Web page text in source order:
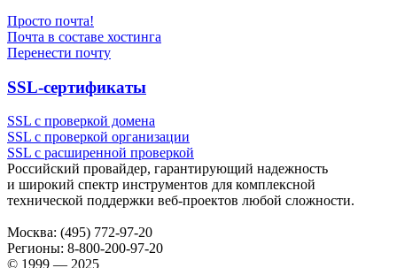
Просто почта!
Почта в составе хостинга
Перенести почту
SSL-сертификаты
SSL с проверкой домена
SSL с проверкой организации
SSL с расширенной проверкой
Российский провайдер, гарантирующий надежность
и широкий спектр инструментов для комплексной
технической поддержки веб-проектов любой сложности.
Москва: (495) 772-97-20
Регионы: 8-800-200-97-20
© 1999 — 2025